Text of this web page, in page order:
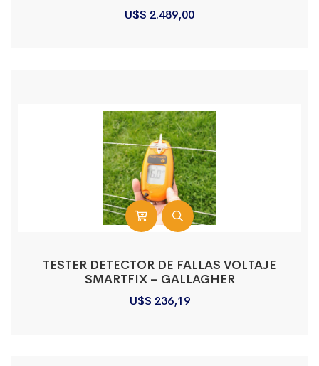
U$S 2.489,00
TESTER DETECTOR DE FALLAS VOLTAJE
SMARTFIX – GALLAGHER
U$S 236,19